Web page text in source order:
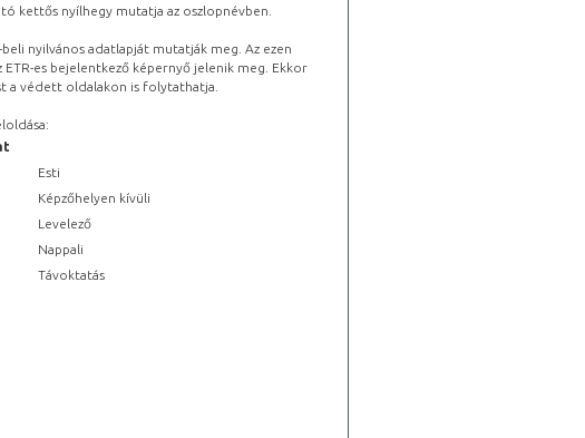
kettős nyílhegy mutatja az oszlopnévben.
nyilvános adatlapját mutatják meg. Az ezen
es bejelentkező képernyő jelenik meg. Ekkor
a védett oldalakon is folytathatja.
Esti
Képzőhelyen kívüli
Levelező
Nappali
Távoktatás